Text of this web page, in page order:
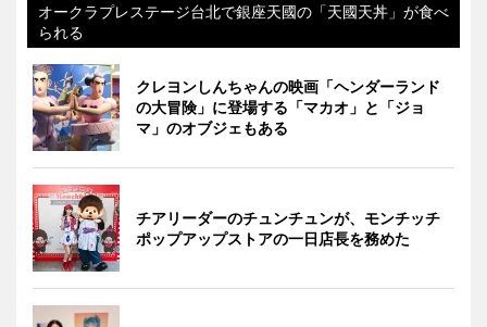
オークラプレステージ台北で銀座天國の「天國天丼」が食べ
られる
クレヨンしんちゃんの映画「ヘンダーランド
の大冒険」に登場する「マカオ」と「ジョ
マ」のオブジェもある
チアリーダーのチュンチュンが、モンチッチ
ポップアップストアの一日店長を務めた